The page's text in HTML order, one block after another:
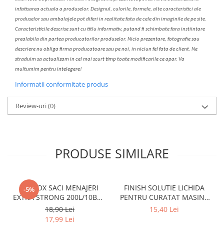
infatisarea actuala a produselor. Designul, culorile, formele, alte caracteristici ale
produselor sau ambalajele pot diferi in realitate fata de cele din imaginile de pe site.
Caracteristicile descrise sunt cu titlu informativ, putand fi schimbate fara instiintare
prealabila din partea producatorilor produselor. Nicio prezentare, fotografie sau
descriere nu obliga firma producatoare sau pe noi, in niciun fel fata de client. Ne
straduim sa actualizam in cel mai scurt timp toate modificarile ce apar. Va
multumim pentru intelegere!
Informatii conformitate produs
Review-uri(0)
PRODUSE SIMILARE
-5%
CLINOX SACI MENAJERI
EXTRA STRONG 200L/10BUC
LDPE NEGRI (90*122CM)
ETICHETA MOV
18,90 Lei
17,99 Lei
FINISH SOLUTIE LICHIDA
PENTRU CURATAT MASINA
DE SPALAT VASE 250ML
15,40 Lei